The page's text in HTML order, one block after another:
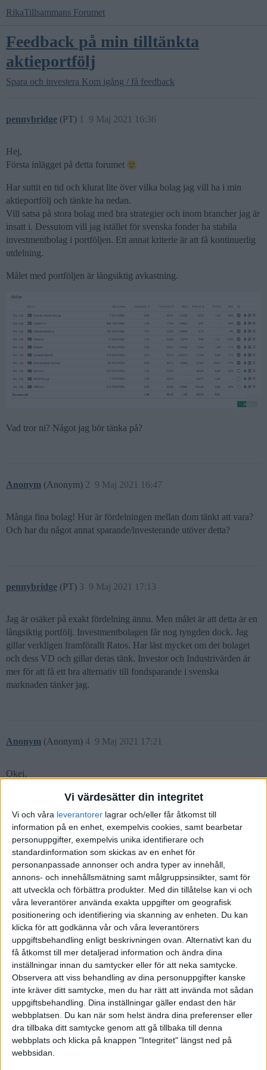
Vi värdesätter din integritet
Vi och våra leverantorer lagrar och/eller får åtkomst till
information på en enhet, exempelvis cookies, samt bearbetar
personuppgifter, exempelvis unika identifierare och
standardinformation som skickas av en enhet för
personanpassade annonser och andra typer av innehåll,
annons- och innehållsmätning samt målgruppsinsikter, samt för
att utveckla och förbättra produkter. Med din tillåtelse kan vi och
våra leverantörer använda exakta uppgifter om geografisk
positionering och identifiering via skanning av enheten. Du kan
klicka för att godkänna vår och våra leverantörers
uppgiftsbehandling enligt beskrivningen ovan. Alternativt kan du
få åtkomst till mer detaljerad information och ändra dina
inställningar innan du samtycker eller för att neka samtycke.
Observera att viss behandling av dina personuppgifter kanske
inte kräver ditt samtycke, men du har rätt att invända mot sådan
uppgiftsbehandling. Dina inställningar gäller endast den här
webbplatsen. Du kan när som helst ändra dina preferenser eller
dra tillbaka ditt samtycke genom att gå tillbaka till denna
webbplats och klicka på knappen "Integritet" längst ned på
webbsidan.
RikaTillsammans Forumet
Feedback på min tilltänkta
aktieportfölj
Spara och investera Kom igång / få feedback
pennybridge (PT) 9 Maj 2021 16:36
1
Hej,
Första inlägget på detta forumet
Har suttit en tid och klurat lite över vilka bolag jag vill ha i min
aktieportfölj och tänkte ha nedan.
Vill satsa på stora bolag med bra strategier och inom brancher jag är
insatt i. Dessutom vill jag istället för svenska fonder ha stabila
investmentbolag i portföljen. Ett annat kriterie är att få kontinuerlig
utdelning.
Målet med portföljen är långsiktig avkastning.
Vad tror ni? Något jag bör tänka på?
Anonym (Anonym) 9 Maj 2021 16:47
2
Många fina bolag! Hur är fördelningen mellan dom tänkt att vara?
Och har du något annat sparande/investerande utöver detta?
pennybridge (PT) 9 Maj 2021 17:13
3
Jag är osäker på exakt fördelning ännu. Men målet är att detta är en
långsiktig portfölj. Investmentbolagen får nog tyngden dock. Jag
gillar verkligen framförallt Ratos. Har läst mycket om det bolaget
och dess VD och gillar deras tänk. Investor och Industrivärden är
mer för att få ett bra alternativ till fondsparande i svenska
marknaden tänker jag.
Anonym (Anonym) 9 Maj 2021 17:21
4
Okej,
ABB och Epiroc får du exponering mot genom Investor.
Många på det här forumet och även forskning pekar på att det för
oss småsparare är bättre att äga billiga breda indexfonder än att
försöka slå marknaden själva. Har du funderat på att ha det som
grund, och sen ha en mindre andel av sparandet i egna aktier?
anders71 (Anders) 9 Maj 2021 18:04
5
För att se din fördelning på Avanza, gå in på kontot där du har dina
aktier och gå längst ned till ett cirkeldiagram där det står
“Fördelning på konto”. Klicka på den tårtbit som representerar
aktier, så ser du procentuell fördelning.
Robin (Robin Wikström) 11 Maj 2021 14:52
6